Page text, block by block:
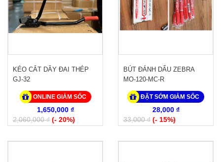
KÉO CẮT DÂY ĐAI THÉP
GJ-32
ONLINE GIẢM SỐC
1,650,000 ₫
2,060,000 ₫ (- 20%)
BÚT ĐÁNH DẤU ZEBRA
MO-120-MC-R
ĐẶT SỚM GIẢM SỐC
28,000 ₫
33,000 ₫ (- 15%)